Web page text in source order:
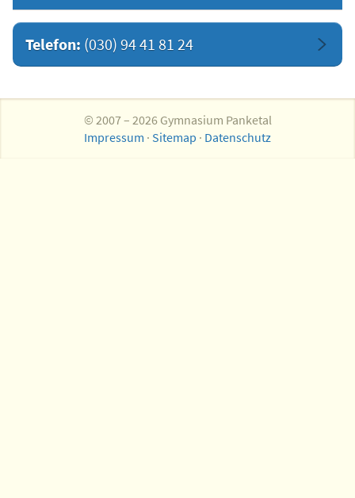
Telefon: (030) 94 41 81 24
© 2007 – 2026 Gymnasium Panketal
Impressum · Sitemap · Datenschutz